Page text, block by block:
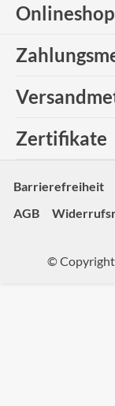
Onlineshop
Zertifikate
Barrierefreiheit
AGB
©